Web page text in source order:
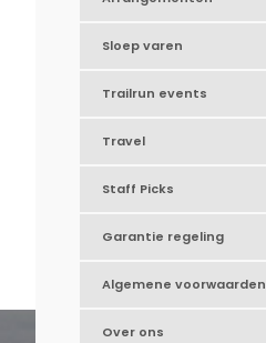
Sloep varen
Trailrun events
Travel
Staff Picks
Garantie regeling
Algemene voorwaarden
Over ons